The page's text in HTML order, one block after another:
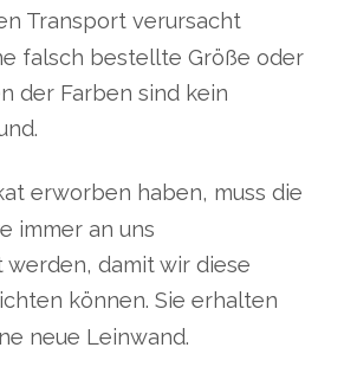
Transport verursacht
falsch bestellte Größe oder
der Farben sind kein
erworben haben, muss die
immer an uns
werden, damit wir diese
können. Sie erhalten
neue Leinwand.